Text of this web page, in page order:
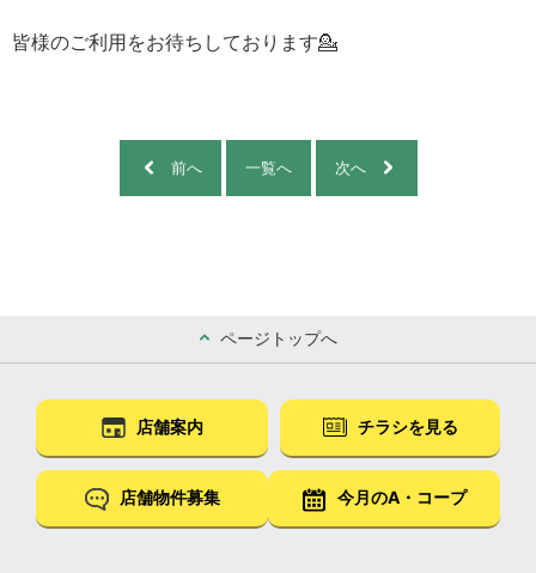
皆様のご利用をお待ちしております💁
前へ 一覧へ 次へ
ページトップへ
店舗案内 チラシを見る
店舗物件募集 今月のA・コープ